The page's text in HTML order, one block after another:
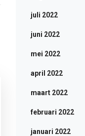
juli 2022
juni 2022
mei 2022
april 2022
maart 2022
februari 2022
januari 2022